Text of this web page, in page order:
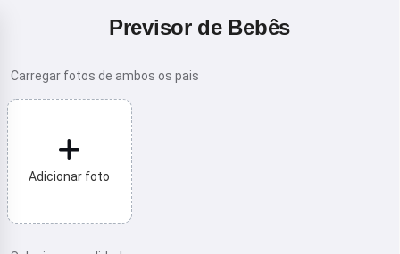
Previsor de Bebês
Carregar fotos de ambos os pais
Adicionar foto